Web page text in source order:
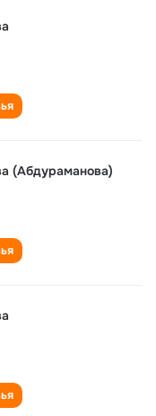
(Абдураманова)